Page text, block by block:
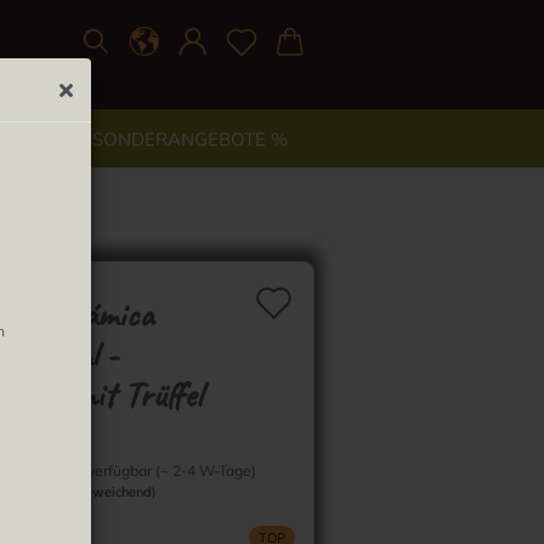
% SONDERANGEBOTE %
Balsámica
150ml -
mit Trüffel
Wenige verfügbar (~ 2-4 W-Tage)
(Ausland abweichend)
TOP